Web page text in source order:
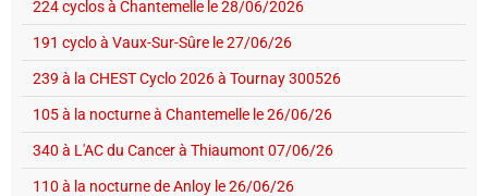
224 cyclos à Chantemelle le 28/06/2026
191 cyclo à Vaux-Sur-Sûre le 27/06/26
239 à la CHEST Cyclo 2026 à Tournay 300526
105 à la nocturne à Chantemelle le 26/06/26
340 à L'AC du Cancer à Thiaumont 07/06/26
110 à la nocturne de Anloy le 26/06/26